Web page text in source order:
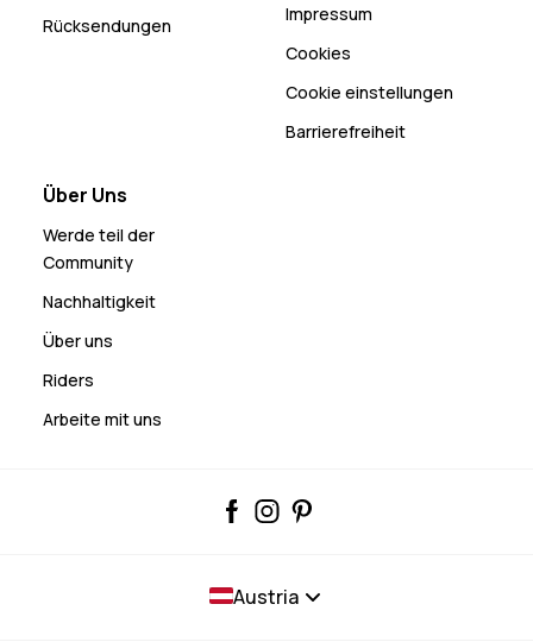
Rücksendungen
Impressum
Cookies
Cookie einstellungen
Barrierefreiheit
Über Uns
Werde teil der
Community
Nachhaltigkeit
Über uns
Riders
Arbeite mit uns
Austria